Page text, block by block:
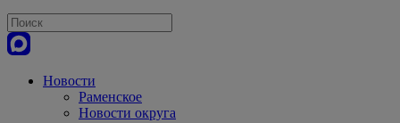
Новости
Раменское
Новости округа